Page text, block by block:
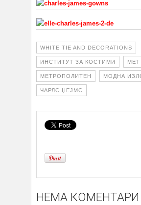
WHITE TIE AND DECORATIONS
ИНСТИТУТ ЗА КОСТИМИ МЕТ
МЕТРОПОЛИТЕН МОДНА
ЧАРЛС ЏЕЈМС
НЕМА КОМЕНТАРИ